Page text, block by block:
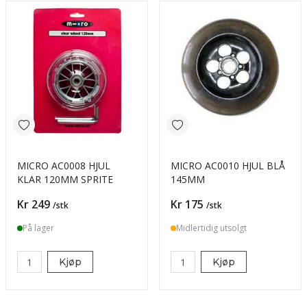
MICRO AC0008 HJUL
KLAR 120MM SPRITE
Pris
Kr 249 /stk
På lager
Kjøp
MICRO AC0010 HJUL BLÅ
145MM
Pris
Kr 175 /stk
Midlertidig utsolgt
Kjøp